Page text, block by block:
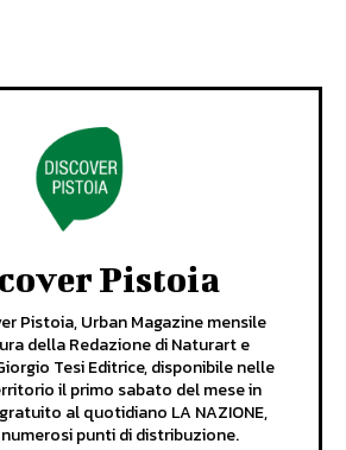
Pistoia
Pistoia, Urban Magazine mensile
della Redazione di Naturart e
Tesi Editrice, disponibile nelle
il primo sabato del mese in
al quotidiano LA NAZIONE,
punti di distribuzione.